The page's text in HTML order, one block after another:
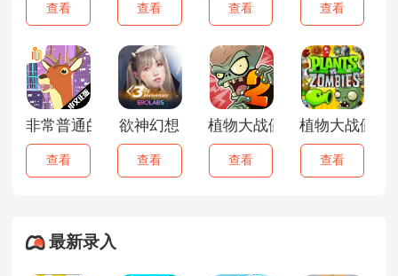
查看 查看 查看 查看
非常普通的鹿未来篇
查看
欲神幻想
查看
植物大战僵尸2存档版
查看
植物大战僵尸
查看
最新录入